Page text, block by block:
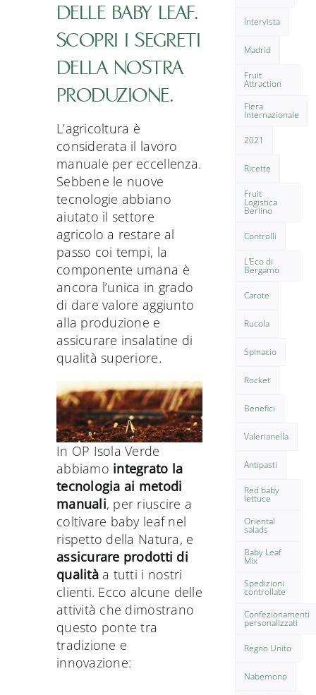
DELLE BABY LEAF.
SCOPRI I SEGRETI
DELLA NOSTRA
PRODUZIONE.
L’agricoltura è
considerata il lavoro
manuale per eccellenza.
Sebbene le nuove
tecnologie abbiano
aiutato il settore
agricolo a restare al
passo coi tempi, la
componente umana è
ancora l’unica in grado
di dare valore aggiunto
alla produzione e
assicurare insalatine di
qualità superiore.
In OP Isola Verde
abbiamo integrato la
tecnologia ai metodi
manuali, per riuscire a
coltivare baby leaf nel
rispetto della Natura, e
assicurare prodotti di
qualitàa tutti i nostri
clienti. Ecco alcune delle
attività che dimostrano
questo ponte tra
tradizione e
innovazione:
Intervista
Madrid
Fruit
Attraction
Fiera
Internazionale
2021
Ricette
Fruit
Logistica
Berlino
Controlli
L'Eco di
Bergamo
Carote
Rucola
Spinacio
Rocket
Benefici
Valerianella
Antipasti
Red baby
lettuce
Oriental
salads
Baby Leaf
Mix
Spedizioni
controllate
Confezionamenti
personalizzati
Regno Unito
Nabemono